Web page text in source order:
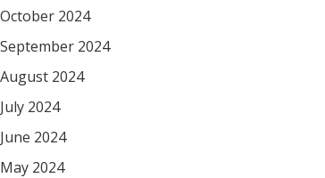
October 2024
September 2024
August 2024
July 2024
June 2024
May 2024